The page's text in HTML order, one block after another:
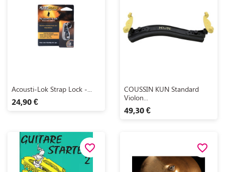
 Aperçu rapide
Acousti-Lok Strap Lock -...
24,90 €
Aperçu rapide
COUSSIN KUN Standard
Violon...
49,30 €
favorite_border favorite_border